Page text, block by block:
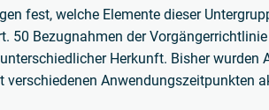
fest, welche Elemente dieser
50 Bezugnahmen der
Herkunft. Bisher wurden
verschiedenen Anwendungszeitpunkten